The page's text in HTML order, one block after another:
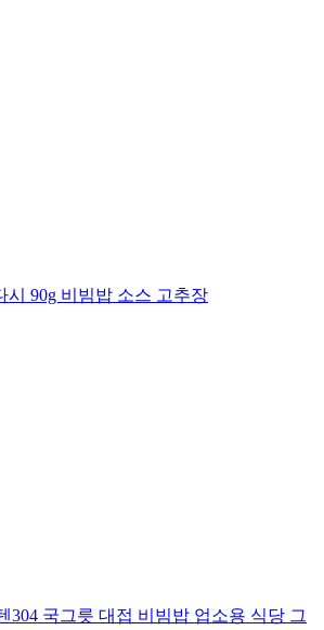
시 90g 비빔밥 소스 고추장
304 국그릇 대접 비빔밥 업소용 식당 그